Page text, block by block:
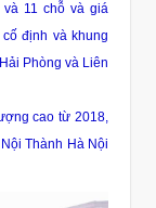
11 chỗ và giá
định và khung
Phòng và Liên
cao từ 2018,
Thành Hà Nội